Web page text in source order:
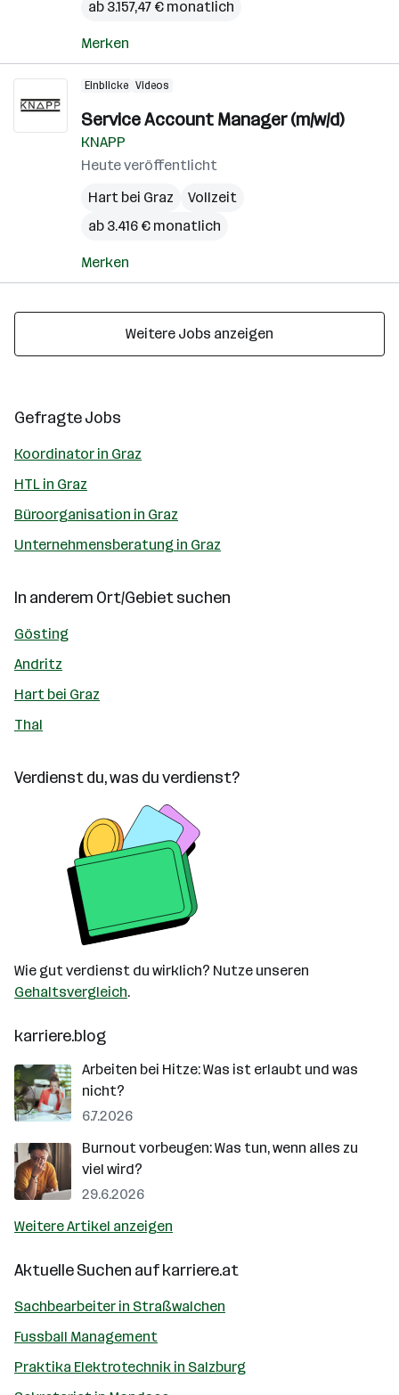
ab 3.157,47 € monatlich
Merken
Einblicke Videos
Service Account Manager (m/w/d)
KNAPP
Heute veröffentlicht
Hart bei Graz
Vollzeit
ab 3.416 € monatlich
Merken
Weitere Jobs anzeigen
Gefragte Jobs
Koordinator in Graz
HTL in Graz
Büroorganisation in Graz
Unternehmensberatung in Graz
In anderem Ort/Gebiet suchen
Gösting
Andritz
Hart bei Graz
Thal
Verdienst du, was du verdienst?
Wie gut verdienst du wirklich? Nutze unseren
Gehaltsvergleich.
karriere.blog
Arbeiten bei Hitze: Was ist erlaubt und was
nicht?
6.7.2026
Burnout vorbeugen: Was tun, wenn alles zu
viel wird?
29.6.2026
Weitere Artikel anzeigen
Aktuelle Suchen aufkarriere.at
Sachbearbeiter in Straßwalchen
Fussball Management
Praktika Elektrotechnik in Salzburg